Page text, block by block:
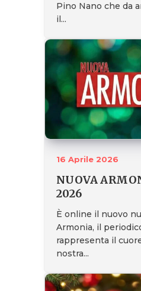
Pino Nano che da
il...
16 Aprile 2026
NUOVA
2026
È online il nuovo
Armonia, il
rappresenta il
nostra...